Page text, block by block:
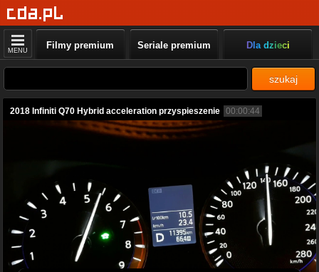
MENU Filmy premium Seriale premium Dla dzieci
szukaj
2018 Infiniti Q70 Hybrid acceleration przyspieszenie 00:00:44